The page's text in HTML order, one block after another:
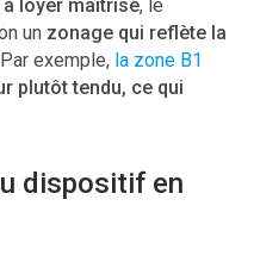
loyer maîtrisé, le
un zonage qui reflète la
exemple, la zone B1
plutôt tendu, ce qui
dispositif en